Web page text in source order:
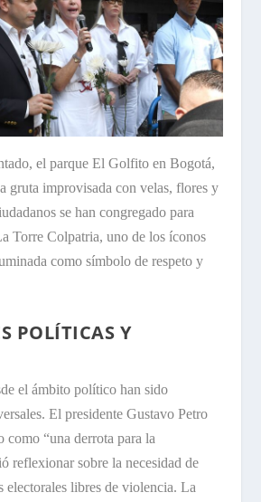
el parque El Golfito en Bogotá,
gruta improvisada con velas, flores y
se han congregado para
Torre Colpatria, uno de los íconos
como símbolo de respeto y
POLÍTICAS Y
el ámbito político han sido
El presidente Gustavo Petro
como “una derrota para la
reflexionar sobre la necesidad de
electorales libres de violencia. La